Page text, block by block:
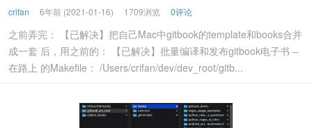
crifan 6年前 (2021-01-16) 1709浏览 0评论
之前弄完： 【已解决】把自己Mac中gitbook的template和books合并
成一套 后，用之前的： 【已解决】批量编译和发布gitbook电子书 –
在路上 的Makefile： /Users/crifan/dev/dev_root/gitb...